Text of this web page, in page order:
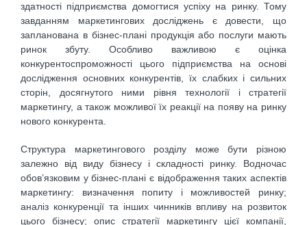
здатності підприємства домогтися успіху на ринку. Тому
завданням маркетингових досліджень є довести, що
запланована в бізнес-плані продукція або послуги мають
ринок збуту. Особливо важливою є оцінка
конкурентоспроможності цього підприємства на основі
дослідження основних конкурентів, їх слабких і сильних
сторін, досягнутого ними рівня технології і стратегії
маркетингу, а також можливої їх реакції на появу на ринку
нового конкурента.
Структура маркетингового розділу може бути різною
залежно від виду бізнесу і складності ринку. Водночас
обов’язковим у бізнес-плані є відображення таких аспектів
маркетингу: визначення попиту і можливостей ринку;
аналіз конкуренції та інших чинників впливу на розвиток
цього бізнесу; опис стратегії маркетингу цієї компанії,